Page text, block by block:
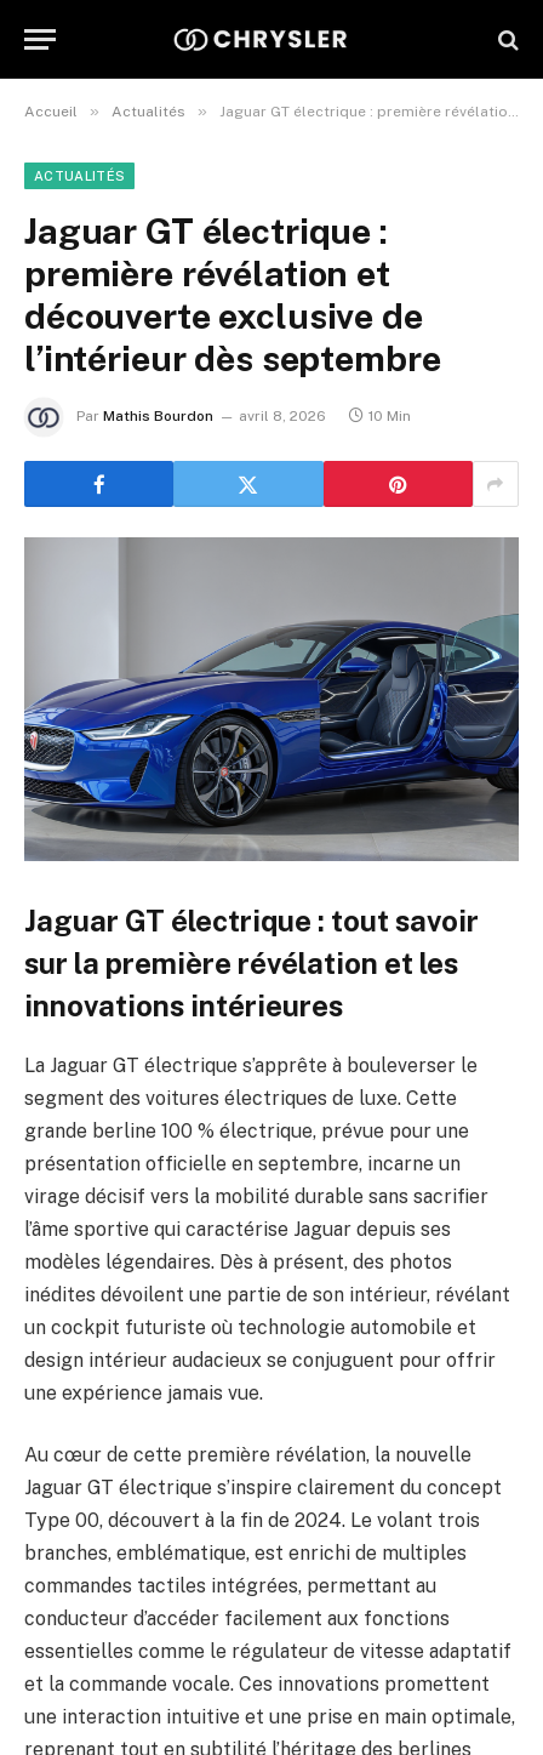
Accueil » Actualités » Jaguar GT électrique : première révélation et découverte exclusive de l’intérieur dès septembre
ACTUALITÉS
Jaguar GT électrique :
première révélation et
découverte exclusive de
l’intérieur dès septembre
Par Mathis Bourdon avril 8, 2026 10 Min
Jaguar GT électrique : tout savoir
sur la première révélation et les
innovations intérieures
La Jaguar GT électrique s’apprête à bouleverser le
segment des voitures électriques de luxe. Cette
grande berline 100 % électrique, prévue pour une
présentation officielle en septembre, incarne un
virage décisif vers la mobilité durable sans sacrifier
l’âme sportive qui caractérise Jaguar depuis ses
modèles légendaires. Dès à présent, des photos
inédites dévoilent une partie de son intérieur, révélant
un cockpit futuriste où technologie automobile et
design intérieur audacieux se conjuguent pour offrir
une expérience jamais vue.
Au cœur de cette première révélation, la nouvelle
Jaguar GT électrique s’inspire clairement du concept
Type 00, découvert à la fin de 2024. Le volant trois
branches, emblématique, est enrichi de multiples
commandes tactiles intégrées, permettant au
conducteur d’accéder facilement aux fonctions
essentielles comme le régulateur de vitesse adaptatif
et la commande vocale. Ces innovations promettent
une interaction intuitive et une prise en main optimale,
reprenant tout en subtilité l’héritage des berlines